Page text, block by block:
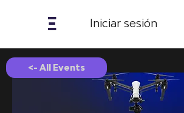
𝝣 Iniciar sesión
<- All Events